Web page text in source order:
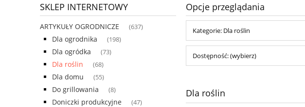
SKLEP INTERNETOWY
ARTYKUŁY OGRODNICZE (637)
Dla ogrodnika (198)
Dla ogródka (73)
Dla roślin (68)
Dla domu (55)
Do grillowania (8)
Doniczki produkcyjne (47)
Opcje przeglądania
Kategorie: Dla roślin
Dostępność: (wybierz)
Dla roślin